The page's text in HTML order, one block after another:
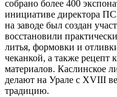
собрано более 400
инициативе директора
на заводе был создан
восстановили
литья, формовки и
чеканкой, а также рецепт
материалов. Каслинское
делают на Урале с XVIII
традицию.